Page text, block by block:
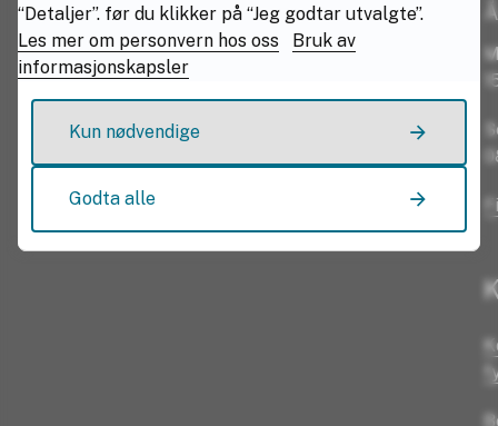
“Detaljer”. før du klikker på “Jeg godtar utvalgte”.
Les mer om personvern hos oss
Bruk av
informasjonskapsler
Kun nødvendige
Godta alle